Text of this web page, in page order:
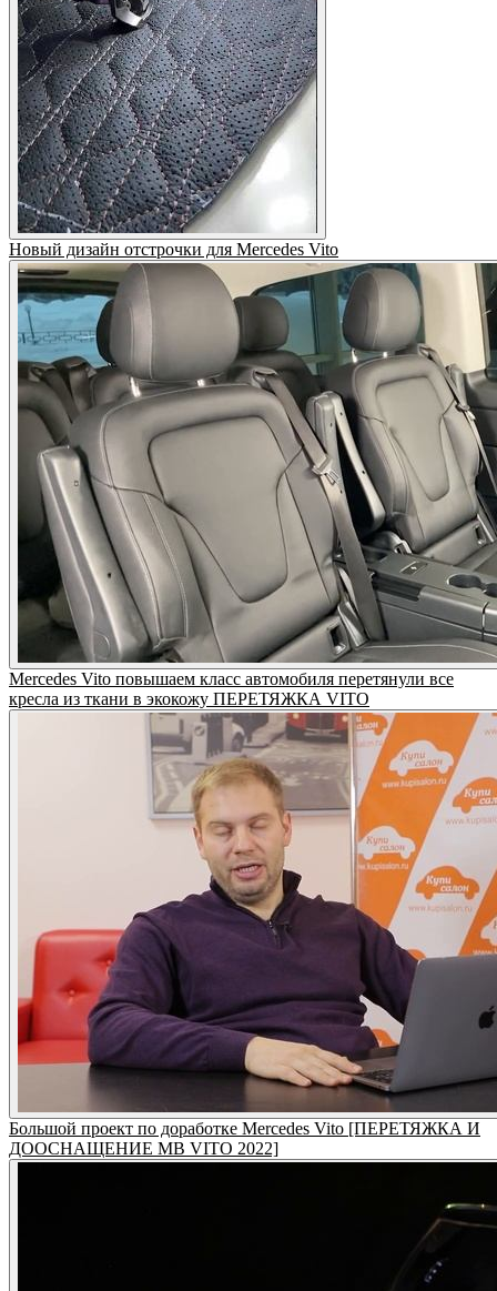
Новый дизайн отстрочки для Mercedes Vito
Mercedes Vito повышаем класс автомобиля перетянули все
кресла из ткани в экокожу ПЕРЕТЯЖКА VITO
Большой проект по доработке Mercedes Vito [ПЕРЕТЯЖКА И
ДООСНАЩЕНИЕ MB VITO 2022]